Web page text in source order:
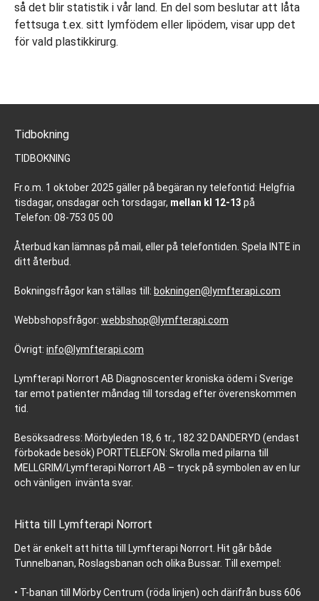
så det blir statistik i vår land. En del som beslutar att låta
fettsuga t.ex. sitt lymfödem eller lipödem, visar upp det
för vald plastikkirurg.
Tidbokning
TIDBOKNING
Fr.o.m. 1 oktober 2025 gäller på begäran ny telefontid: Helgfria
tisdagar, onsdagar och torsdagar, mellan kl 12-13 på
Telefon: 08-753 05 00
Återbud kan lämnas på mail, eller på telefontiden. Spela INTE in
ditt återbud.
Bokningsfrågor kan ställas till: bokningen@lymfterapi.com
Webbshopsfrågor: webbshop@lymfterapi.com
Övrigt: info@lymfterapi.com
Lymfterapi Norrort AB Diagnoscenter kroniska ödem i Sverige
tar emot patienter måndag till torsdag efter överenskommen
tid.
Besöksadress: Mörbyleden 18, 6 tr., 182 32 DANDERYD (endast
förbokade besök) PORTTELEFON: Skrolla med pilarna till
MELLGRIM/Lymfterapi Norrort AB – tryck på symbolen av en lur
och vänligen invänta svar.
Hitta till Lymfterapi Norrort
Det är enkelt att hitta till Lymfterapi Norrort. Hit går både
Tunnelbanan, Roslagsbanan och olika Bussar. Till exempel:
• T-banan till Mörby Centrum (röda linjen) och därifrån buss 606